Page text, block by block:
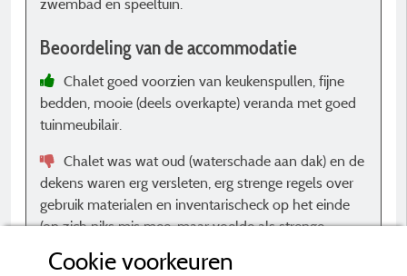
Beoordeling van de accommodatie
Chalet goed voorzien van keukenspullen, fijne
bedden, mooie (deels overkapte) veranda met goed
tuinmeubilair.
Chalet was wat oud (waterschade aan dak) en de
dekens waren erg versleten, erg strenge regels over
gebruik materialen en inventarischeck op het einde
(op zich niks mis mee, maar voelde als strenge
Cookie voorkeuren